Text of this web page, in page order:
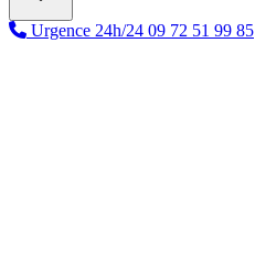
Urgence 24h/24 09 72 51 99 85